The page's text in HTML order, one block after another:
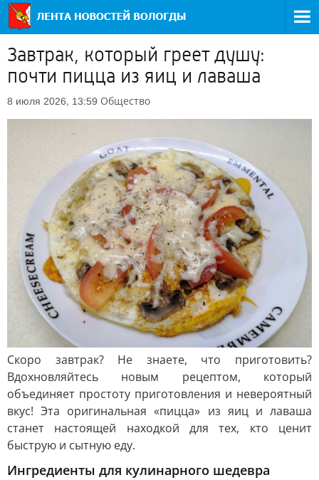
Завтрак, который греет душу:
почти пицца из яиц и лаваша
8 июля 2026, 13:59 Общество
Скоро завтрак? Не знаете, что приготовить?
Вдохновляйтесь новым рецептом, который
объединяет простоту приготовления и невероятный
вкус! Эта оригинальная «пицца» из яиц и лаваша
станет настоящей находкой для тех, кто ценит
быструю и сытную еду.
Ингредиенты для кулинарного шедевра